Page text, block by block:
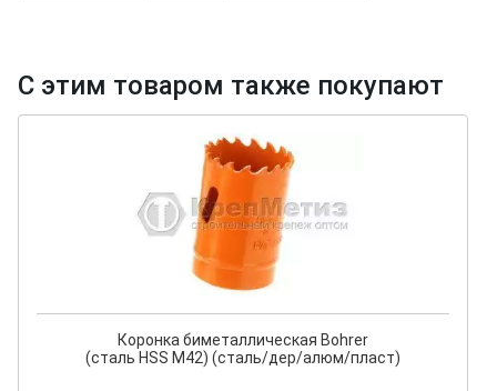
С этим товаром также покупают
Коронка биметаллическая Bohrer
(сталь HSS M42) (сталь/дер/алюм/пласт)